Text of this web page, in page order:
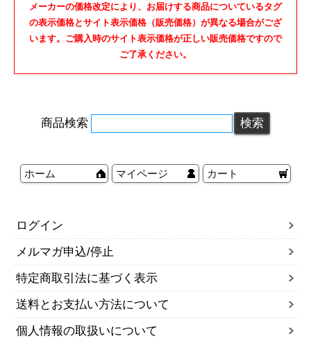
メーカーの価格改定により、お届けする商品についているタグ
の表示価格とサイト表示価格（販売価格）が異なる場合がござ
います。ご購入時のサイト表示価格が正しい販売価格ですので
ご了承ください。
商品検索
ホーム マイページ カート
ログイン
メルマガ申込/停止
特定商取引法に基づく表示
送料とお支払い方法について
個人情報の取扱いについて